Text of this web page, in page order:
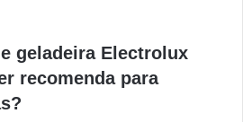
geladeira Electrolux
recomenda para